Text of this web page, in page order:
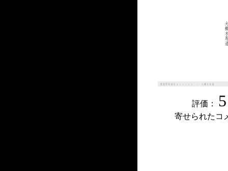
評価： 5
寄せられたコ